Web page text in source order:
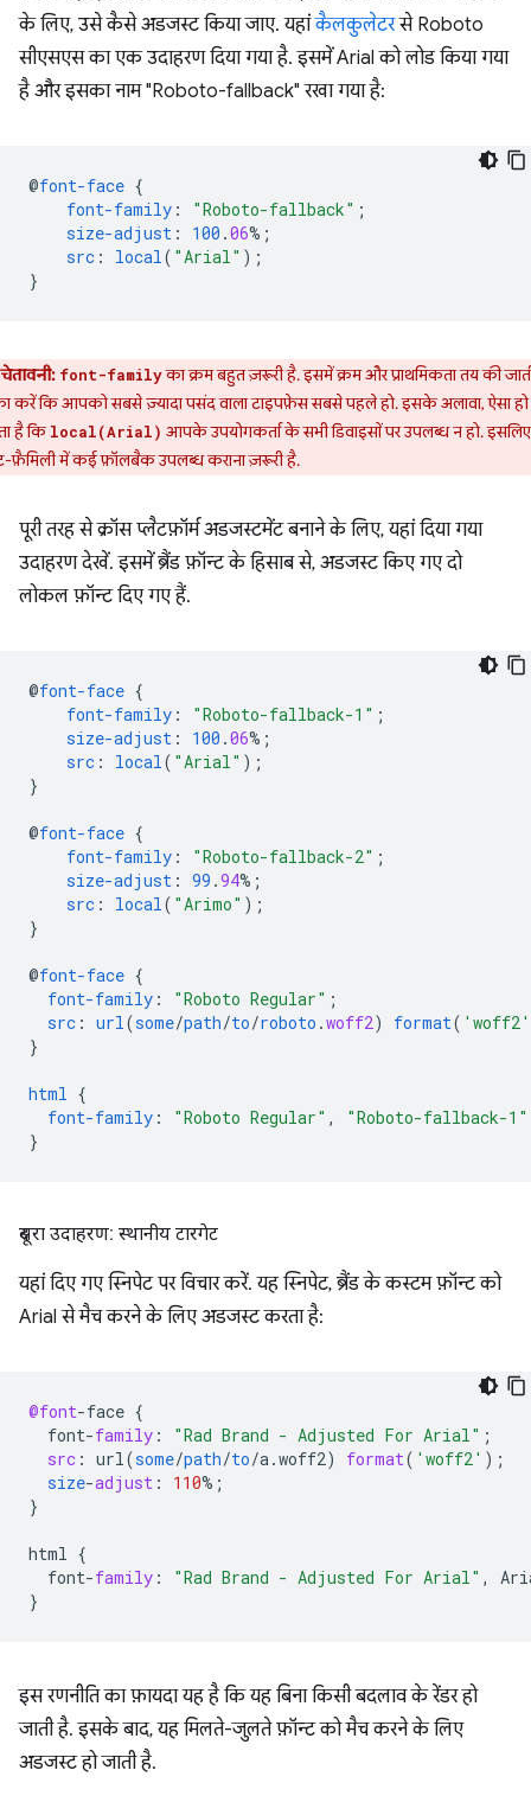
के लिए, उसे कैसे अडजस्ट किया जाए. यहांकैलकुलेटरसे Roboto
सीएसएस का एक उदाहरण दिया गया है. इसमें Arial को लोड किया गया
है और इसका नाम "Roboto-fallback" रखा गया है:
@font-face {
font-family : "Roboto-fallback" ;
size-adjust : 100 .06%;
src : local( "Arial" );
}
चेतावनी: font-familyका क्रम बहुत ज़रूरी है. इसमें क्रम और प्राथमिकता तय की
करें कि आपको सबसे ज़्यादा पसंद वाला टाइपफ़ेस सबसे पहले हो. इसके अलावा, ऐसा हो
है कि local(Arial) आपके उपयोगकर्ता के सभी डिवाइसों पर उपलब्ध न हो.
फ़ैमिली में कई फ़ॉलबैक उपलब्ध कराना ज़रूरी है.
पूरी तरह से क्रॉस प्लैटफ़ॉर्म अडजस्टमेंट बनाने के लिए, यहां दिया गया
उदाहरण देखें. इसमें ब्रैंड फ़ॉन्ट के हिसाब से, अडजस्ट किए गए दो
लोकल फ़ॉन्ट दिए गए हैं.
@font-face {
font-family : "Roboto-fallback-1" ;
size-adjust : 100 .06%;
src : local( "Arial" );
}
@font-face {
font-family : "Roboto-fallback-2" ;
size-adjust : 99 .94%;
src : local( "Arimo" );
}
@font-face {
font-family : "Roboto Regular" ;
src : url(some/path/to/roboto .woff2) format( 'woff2'
}
html {
font-family : "Roboto Regular" , "Roboto-fallback-1"
}
दूसरा उदाहरण: स्थानीय टारगेट
यहां दिए गए स्निपेट पर विचार करें. यह स्निपेट, ब्रैंड के कस्टम फ़ॉन्ट को
Arial से मैच करने के लिए अडजस्ट करता है:
@font-face {
font-family : "Rad Brand - Adjusted For Arial" ;
src : url(some/path/to/a.woff2) format( 'woff2' );
size-adjust : 110% ;
}
html {
font-family : "Rad Brand - Adjusted For Arial" ,
}
इस रणनीति का फ़ायदा यह है कि यह बिना किसी बदलाव के रेंडर हो
जाती है. इसके बाद, यह मिलते-जुलते फ़ॉन्ट को मैच करने के लिए
अडजस्ट हो जाती है.